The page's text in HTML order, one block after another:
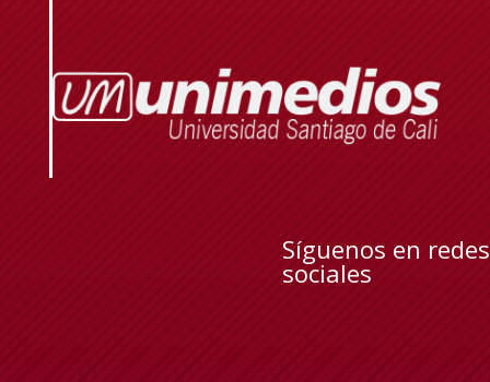
Síguenos en redes
sociales